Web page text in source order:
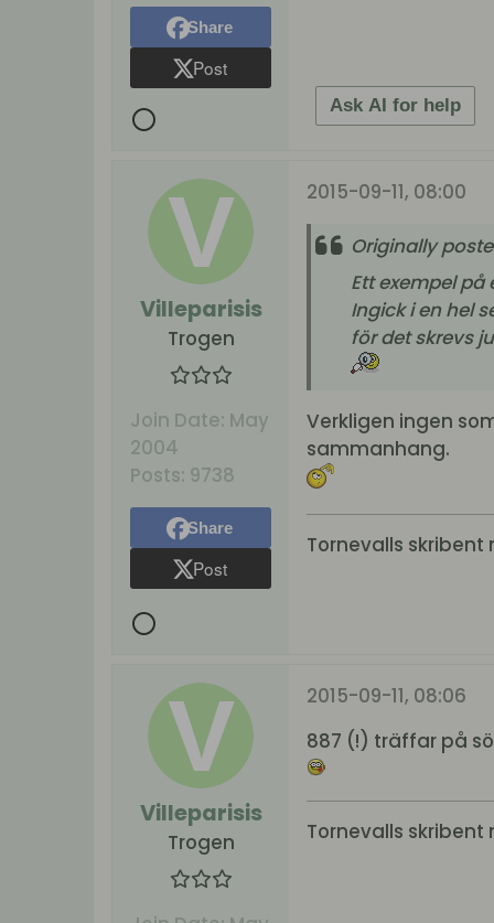
Share
Post
Ask AI for help
Villeparisis
Trogen
Join Date: May
2004
Posts: 9738
Share
Post
2015-09-11, 08:00
Originally
Ett exempel
Ingick i en hel
för det skrevs
Verkligen ingen
sammanhang.
Tornevalls skribent
Villeparisis
Trogen
2015-09-11, 08:06
887 (!) träffar på
Tornevalls skribent